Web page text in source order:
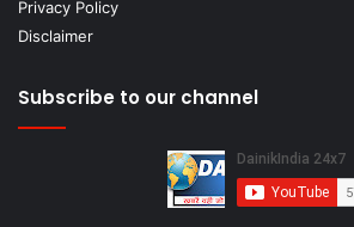
Privacy Policy
Disclaimer
Subscribe to our channel